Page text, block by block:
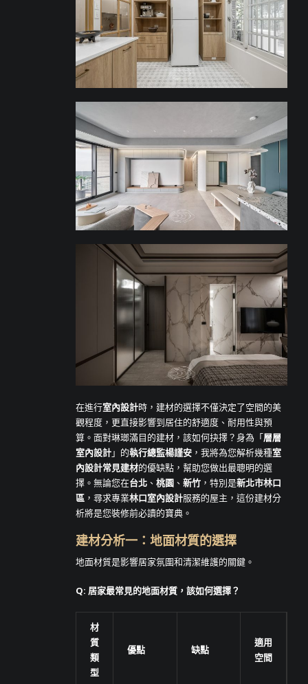
在進行室內設計時，建材的選擇不僅決定了空間的美
觀程度，更直接影響到居住的舒適度、耐用性與預
算。面對琳瑯滿目的建材，該如何抉擇？身為「層層
室內設計」的執行總監楊謹安 ，我將為您解析幾種室
內設計常見建材的優缺點，幫助您做出最聰明的選
擇。無論您在台北 、 桃園 、 新竹 ，特別是新北市林口
區 ，尋求專業林口室內設計服務的屋主，這份建材分
析將是您裝修前必讀的寶典。
建材分析一：地面材質的選擇
地面材質是影響居家氛圍和清潔維護的關鍵。
Q: 居家最常見的地面材質，該如何選擇？
材
質
類
型
優點 缺點
適用
空間